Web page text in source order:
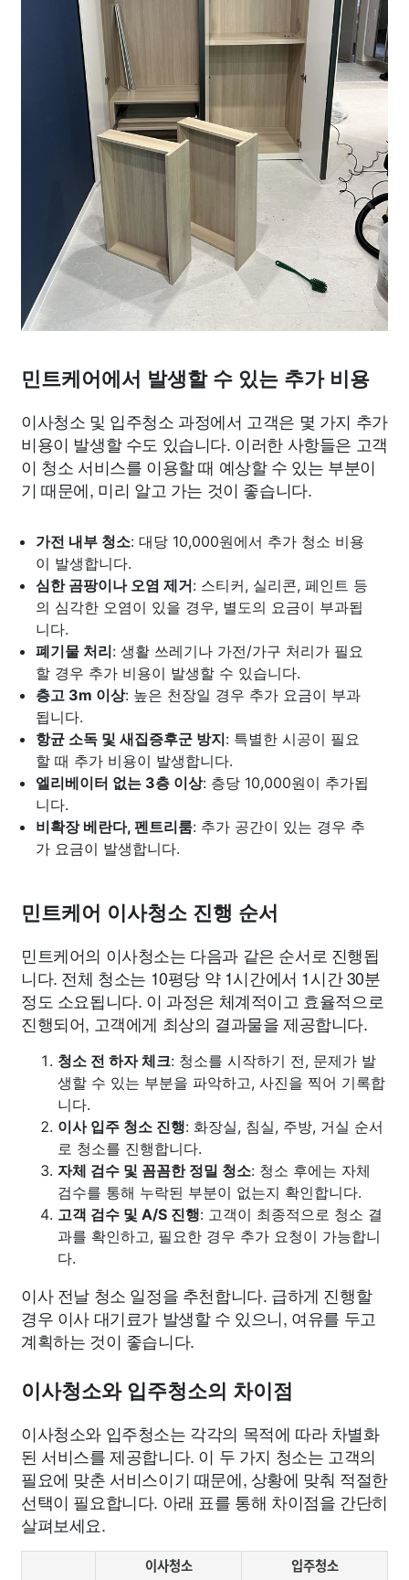
민트케어에서 발생할 수 있는 추가 비용
이사청소 및 입주청소 과정에서 고객은 몇 가지 추가
비용이 발생할 수도 있습니다. 이러한 사항들은 고객
이 청소 서비스를 이용할 때 예상할 수 있는 부분이
기 때문에, 미리 알고 가는 것이 좋습니다.
가전 내부 청소: 대당 10,000원에서 추가 청소 비용
이 발생합니다.
심한 곰팡이나 오염 제거: 스티커, 실리콘, 페인트 등
의 심각한 오염이 있을 경우, 별도의 요금이 부과됩
니다.
폐기물 처리: 생활 쓰레기나 가전/가구 처리가 필요
할 경우 추가 비용이 발생할 수 있습니다.
층고 3m 이상: 높은 천장일 경우 추가 요금이 부과
됩니다.
항균 소독 및 새집증후군 방지: 특별한 시공이 필요
할 때 추가 비용이 발생합니다.
엘리베이터 없는 3층 이상: 층당 10,000원이 추가됩
니다.
비확장 베란다, 펜트리룸: 추가 공간이 있는 경우 추
가 요금이 발생합니다.
민트케어 이사청소 진행 순서
민트케어의 이사청소는 다음과 같은 순서로 진행됩
니다. 전체 청소는 10평당 약 1시간에서 1시간 30분
정도 소요됩니다. 이 과정은 체계적이고 효율적으로
진행되어, 고객에게 최상의 결과물을 제공합니다.
청소 전 하자 체크: 청소를 시작하기 전, 문제가 발
생할 수 있는 부분을 파악하고, 사진을 찍어 기록합
니다.
이사 입주 청소 진행: 화장실, 침실, 주방, 거실 순서
로 청소를 진행합니다.
자체 검수 및 꼼꼼한 정밀 청소: 청소 후에는 자체
검수를 통해 누락된 부분이 없는지 확인합니다.
고객 검수 및 A/S 진행: 고객이 최종적으로 청소 결
과를 확인하고, 필요한 경우 추가 요청이 가능합니
다.
이사 전날 청소 일정을 추천합니다. 급하게 진행할
경우 이사 대기료가 발생할 수 있으니, 여유를 두고
계획하는 것이 좋습니다.
이사청소와 입주청소의 차이점
이사청소와 입주청소는 각각의 목적에 따라 차별화
된 서비스를 제공합니다. 이 두 가지 청소는 고객의
필요에 맞춘 서비스이기 때문에, 상황에 맞춰 적절한
선택이 필요합니다. 아래 표를 통해 차이점을 간단히
살펴보세요.
이사청소 입주청소